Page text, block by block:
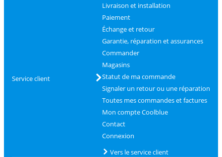
Service client
Livraison et installation
Paiement
Échange et retour
Garantie, réparation et assurances
Commander
Magasins
Statut de ma commande
Signaler un retour ou une réparation
Toutes mes commandes et factures
Mon compte Coolblue
Contact
Connexion
Vers le service client